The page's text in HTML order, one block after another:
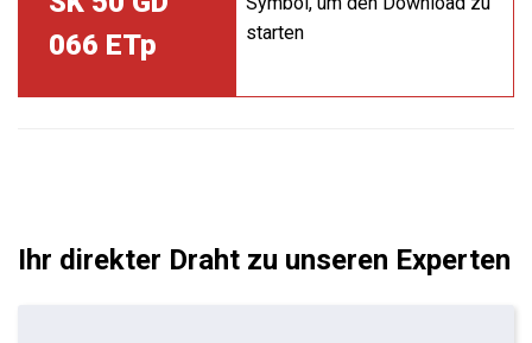
066 ETp
starten
Ihr direkter Draht zu unseren Experten